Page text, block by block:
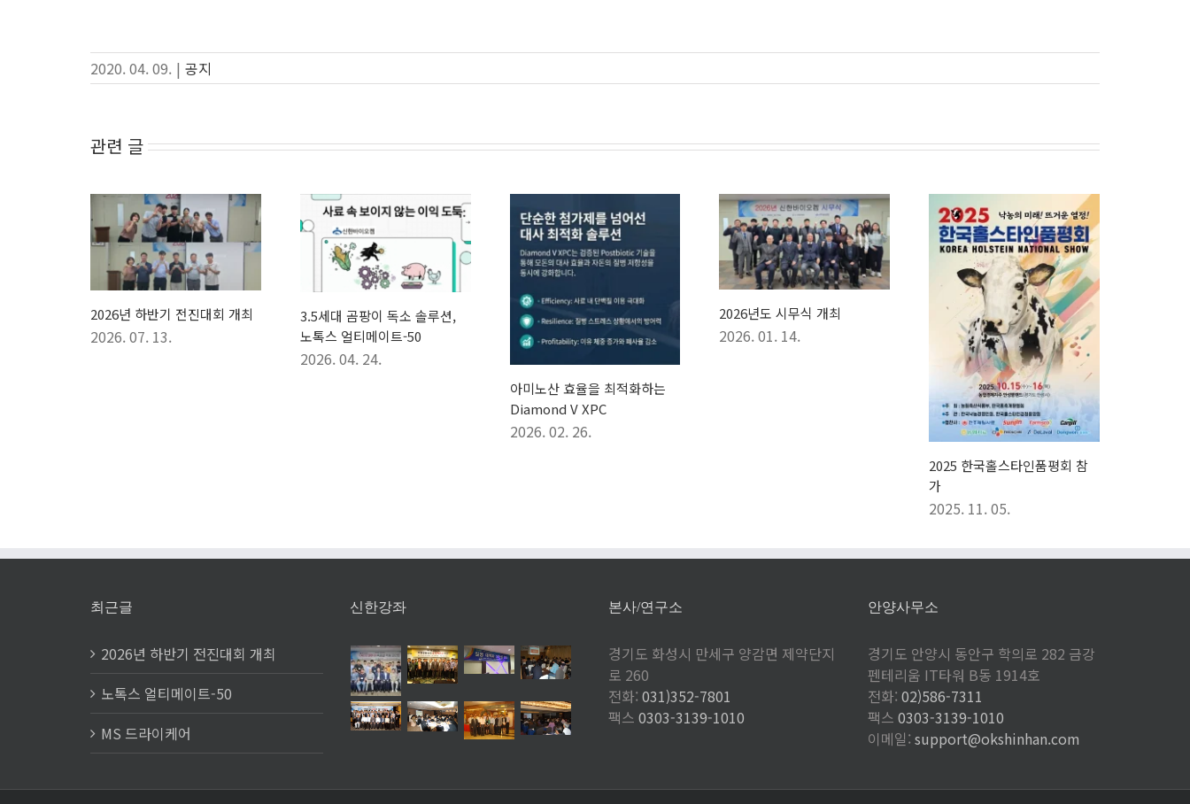
2020. 04. 09. | 공지
관련 글
2026년 하반기 전진대회 개최
2026. 07. 13.
3.5세대 곰팡이 독소 솔루션,
노톡스 얼티메이트-50
2026. 04. 24.
아미노산 효율을 최적화하는
Diamond V XPC
2026. 02. 26.
2026년도 시무식 개최
2026. 01. 14.
2025 한국홀스타인품평회 참
가
2025. 11. 05.
최근글
2026년 하반기 전진대회 개최
노톡스 얼티메이트-50
MS 드라이케어
신한강좌 본사/연구소
경기도 화성시 만세구 양감면 제약단지
로 260
전화: 031)352-7801
팩스 0303-3139-1010
안양사무소
경기도 안양시 동안구 학의로 282 금강
펜테리움 IT타워 B동 1914호
전화: 02)586-7311
팩스 0303-3139-1010
이메일: support@okshinhan.com